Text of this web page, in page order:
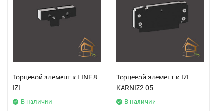
Торцевой элемент к LINE 8
IZI
В наличии
Торцевой элемент к IZI
KARNIZ2 05
В наличии